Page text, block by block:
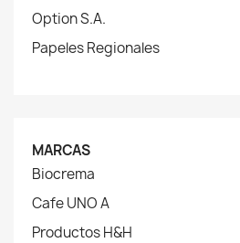
Option S.A.
Papeles Regionales
MARCAS
Biocrema
Cafe UNO A
Productos H&H